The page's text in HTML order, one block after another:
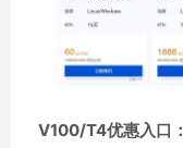
V100/T4优惠入口：